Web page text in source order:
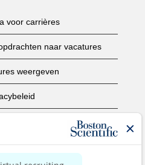
voor carrières
naar vacatures
weergeven
informatie